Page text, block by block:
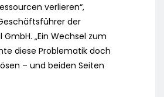
verlieren“,
der
„Ein Wechsel zum
diese Problematik doch
– und beiden Seiten